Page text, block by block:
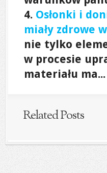
Osłonki i
miały zdrowe
nie tylko
w procesie
materiału ma...
Related Posts